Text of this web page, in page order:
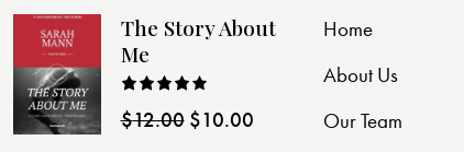
The Story About
Me
Rated
4.00out
$12.00 $10.00
Home
About Us
Our Team